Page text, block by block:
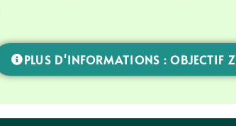
PLUS D'INFORMATIONS : OBJECTIF Z